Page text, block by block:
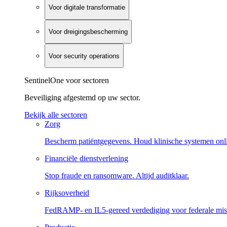
Voor digitale transformatie
Voor dreigingsbescherming
Voor security operations
SentinelOne voor sectoren
Beveiliging afgestemd op uw sector.
Bekijk alle sectoren
Zorg
Bescherm patiëntgegevens. Houd klinische systemen
Financiële dienstverlening
Stop fraude en ransomware. Altijd auditklaar.
Rijksoverheid
FedRAMP- en IL5-gereed verdediging voor federale